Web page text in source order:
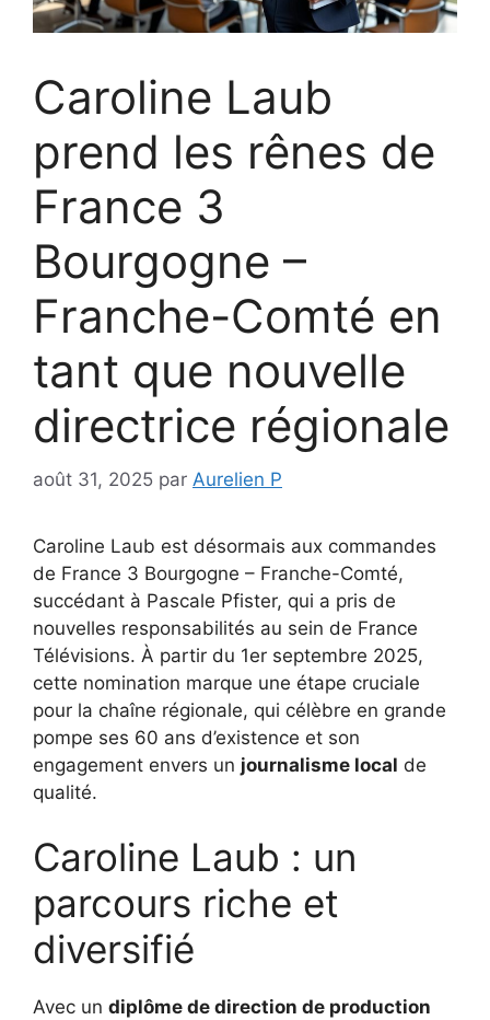
Caroline Laub
prend les rênes de
France 3
Bourgogne –
Franche-Comté en
tant que nouvelle
directrice régionale
août 31, 2025 par Aurelien P
Caroline Laub est désormais aux commandes
de France 3 Bourgogne – Franche-Comté,
succédant à Pascale Pfister, qui a pris de
nouvelles responsabilités au sein de France
Télévisions. À partir du 1er septembre 2025,
cette nomination marque une étape cruciale
pour la chaîne régionale, qui célèbre en grande
pompe ses 60 ans d’existence et son
engagement envers un journalisme local de
qualité.
Caroline Laub : un
parcours riche et
diversifié
Avec un diplôme de direction de production